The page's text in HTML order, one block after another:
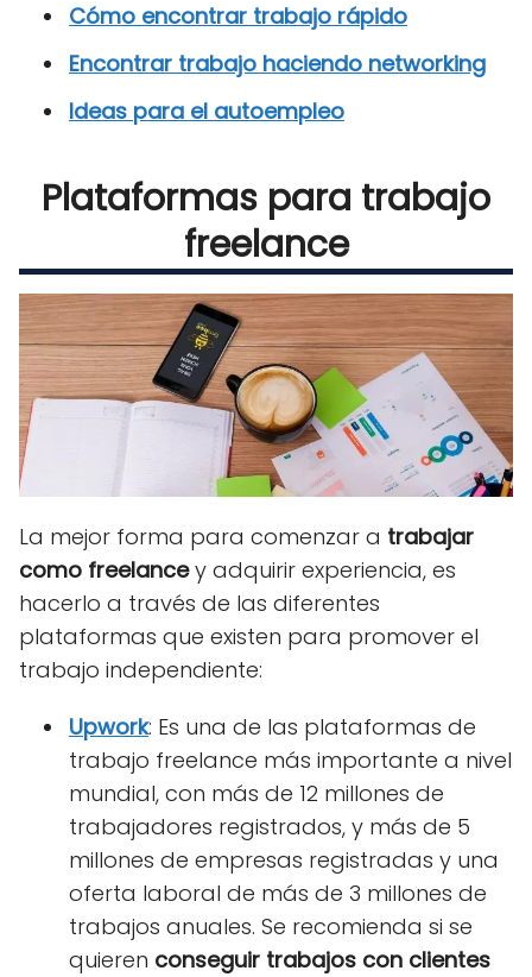
Cómo encontrar trabajo rápido
Encontrar trabajo haciendo networking
Ideas para el autoempleo
Plataformas para trabajo
freelance
La mejor forma para comenzar a trabajar
como freelancey adquirir experiencia, es
hacerlo a través de las diferentes
plataformas que existen para promover el
trabajo independiente:
Upwork: Es una de las plataformas de
trabajo freelance más importante a nivel
mundial, con más de 12 millones de
trabajadores registrados, y más de 5
millones de empresas registradas y una
oferta laboral de más de 3 millones de
trabajos anuales. Se recomienda si se
quieren conseguir trabajos con clientes